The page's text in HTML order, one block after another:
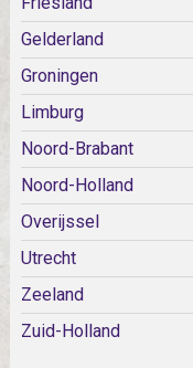
Gelderland
Groningen
Limburg
Noord-Brabant
Noord-Holland
Overijssel
Utrecht
Zeeland
Zuid-Holland